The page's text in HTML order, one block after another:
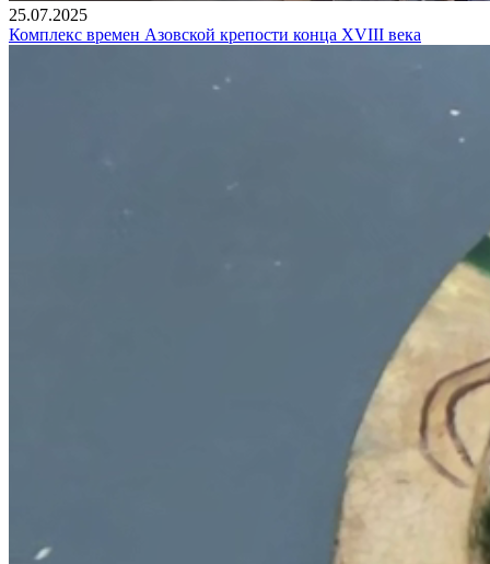
25.07.2025
Комплекс времен Азовской крепости конца XVIII века